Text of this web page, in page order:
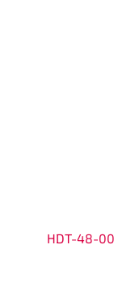
HDT-48-00